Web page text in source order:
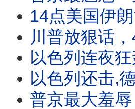
14点美国伊朗协议曝
川普放狠话，49枚战
以色列连夜狂轰伊朗多城,
以色列还击,德黑兰爆炸！
普京最大羞辱：圣彼得堡论坛